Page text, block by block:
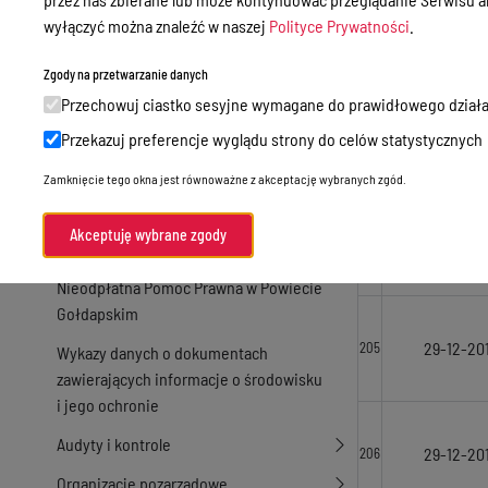
Zamówienia publiczne
Akty prawne
Informacje, konkursy, ogłoszenia
zamówień publicznych
Menu Podmiotowe
Nieodpłatna Pomoc Prawna w Powiecie
Gołdapskim
Wykazy danych o dokumentach
zawierających informacje o środowisku
i jego ochronie
Audyty i kontrole
Organizacje pozarządowe
202 29-12-
205 29-12-
206 29-12-
wyłączyć można znaleźć w naszej Polityce Prywatności
Zgody na przetwarzanie danych
Przechowuj ciastko sesyjne wymagane do prawidłowego
Przekazuj preferencje wyglądu strony do celów statystycznych
Zamknięcie tego okna jest równoważne z akceptację wybranych zgód.
Akceptuję wybrane zgody